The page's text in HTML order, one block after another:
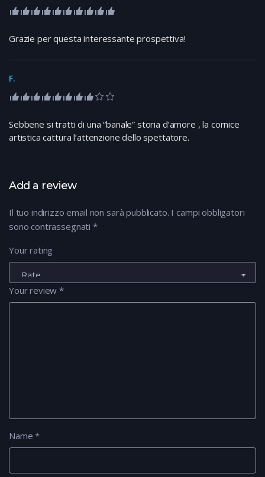
Add a review
Il tuo indirizzo email non sarà pubblicato. I campi obbligatori
sono contrassegnati *
Your rating
Your review*
Name*
Grazie per questa interessante prospettiva!
F.
Sebbene si tratti di una “banale” storia d’amore , la cornice
artistica cattura l’attenzione dello spettatore.